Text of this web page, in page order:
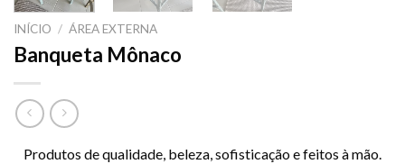
INÍCIO / ÁREA EXTERNA
Banqueta Mônaco
Produtos de qualidade, beleza, sofisticação e feitos à mão.